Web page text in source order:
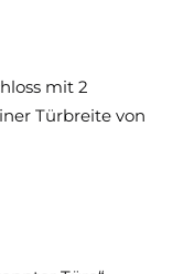
mit 2
Türbreite von